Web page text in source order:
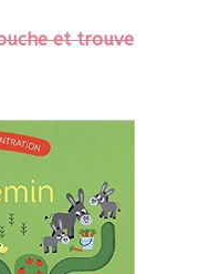
et trouve